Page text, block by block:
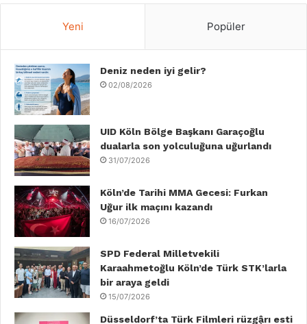
b
o
o
k
t
r
e
I
n
u
e
r
Yeni Popüler
Deniz neden iyi gelir?
02/08/2026
UID Köln Bölge Başkanı Garaçoğlu
dualarla son yolculuğuna uğurlandı
31/07/2026
Köln’de Tarihi MMA Gecesi: Furkan
Uğur ilk maçını kazandı
16/07/2026
SPD Federal Milletvekili
Karaahmetoğlu Köln’de Türk STK’larla
bir araya geldi
15/07/2026
Düsseldorf’ta Türk Filmleri rüzgậrı esti